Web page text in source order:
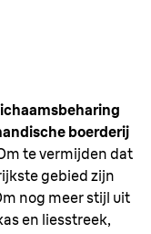
boerderij
te vermijden dat
gebied zijn
nog meer stijl uit
en liesstreek,